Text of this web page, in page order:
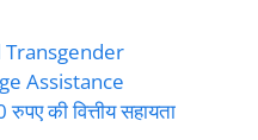
Assistance
की वित्तीय सहायता